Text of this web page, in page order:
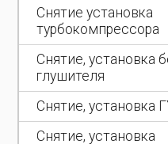
Снятие установка
турбокомпрессора
Снятие, установка
глушителя
Снятие, установка
Снятие, установка